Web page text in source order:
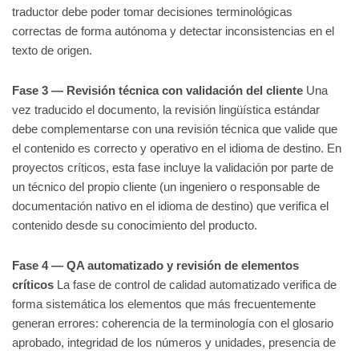
traductor debe poder tomar decisiones terminológicas
correctas de forma autónoma y detectar inconsistencias en el
texto de origen.
Fase 3 — Revisión técnica con validación del cliente Una
vez traducido el documento, la revisión lingüística estándar
debe complementarse con una revisión técnica que valide que
el contenido es correcto y operativo en el idioma de destino. En
proyectos críticos, esta fase incluye la validación por parte de
un técnico del propio cliente (un ingeniero o responsable de
documentación nativo en el idioma de destino) que verifica el
contenido desde su conocimiento del producto.
Fase 4 — QA automatizado y revisión de elementos
críticos La fase de control de calidad automatizado verifica de
forma sistemática los elementos que más frecuentemente
generan errores: coherencia de la terminología con el glosario
aprobado, integridad de los números y unidades, presencia de